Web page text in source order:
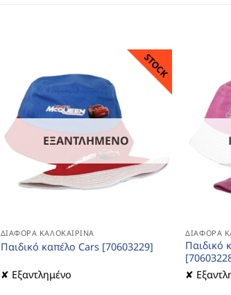
STOCK
ΕΞΑΝΤΛΗΜΈΝΟ
ΔΙΆΦΟΡΑ ΚΑΛΟΚΑΙΡΙΝΆ
Παιδικό καπέλο Cars [70603229]
✘ Εξαντλημένο
ΔΙΆΦΟΡΑ
Παιδικό
✘